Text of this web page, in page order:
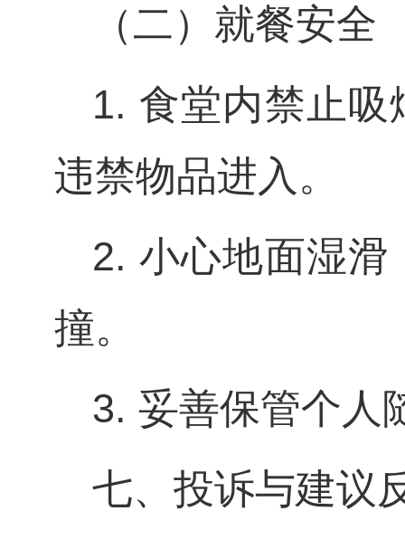
（二）就餐安全
1. 食堂内禁止
违禁物品进入。
2. 小心地面湿
撞。
3. 妥善保管个人
七、投诉与建议